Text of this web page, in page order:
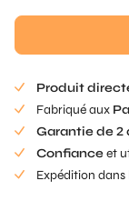
Mold
pc
Produit
Fabriqué aux
Garantie de 2
Confianceet
Expédition